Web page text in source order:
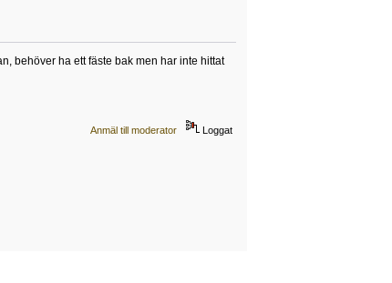
behöver ha ett fäste bak men har inte hittat
Anmäl till moderator Loggat